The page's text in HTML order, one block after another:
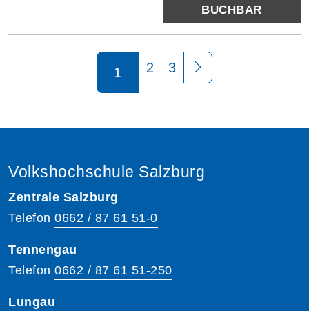
BUCHBAR
1 2 3
Volkshochschule Salzburg
Zentrale Salzburg
Telefon 0662 / 87 61 51-0
Tennengau
Telefon 0662 / 87 61 51-250
Lungau